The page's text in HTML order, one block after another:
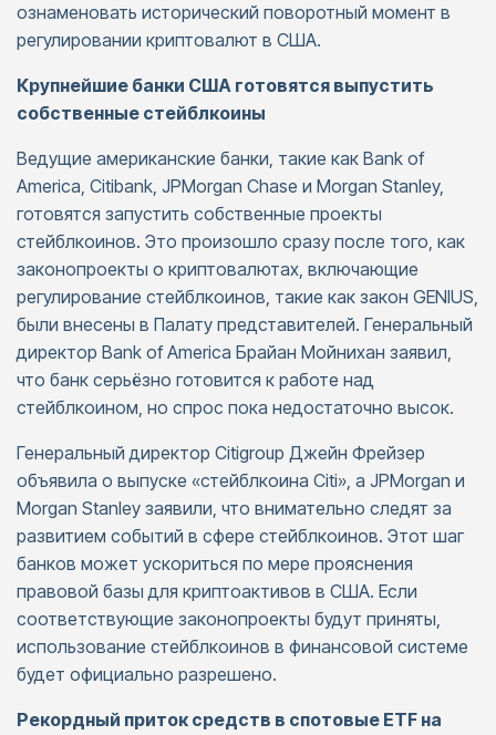
ознаменовать исторический поворотный момент в
регулировании криптовалют в США.
Крупнейшие банки США готовятся выпустить
собственные стейблкоины
Ведущие американские банки, такие как Bank of
America, Citibank, JPMorgan Chase и Morgan Stanley,
готовятся запустить собственные проекты
стейблкоинов. Это произошло сразу после того, как
законопроекты о криптовалютах, включающие
регулирование стейблкоинов, такие как закон GENIUS,
были внесены в Палату представителей. Генеральный
директор Bank of America Брайан Мойнихан заявил,
что банк серьёзно готовится к работе над
стейблкоином, но спрос пока недостаточно высок.
Генеральный директор Citigroup Джейн Фрейзер
объявила о выпуске «стейблкоина Citi», а JPMorgan и
Morgan Stanley заявили, что внимательно следят за
развитием событий в сфере стейблкоинов. Этот шаг
банков может ускориться по мере прояснения
правовой базы для криптоактивов в США. Если
соответствующие законопроекты будут приняты,
использование стейблкоинов в финансовой системе
будет официально разрешено.
Рекордный приток средств в спотовые ETF на